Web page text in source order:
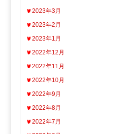
2023年3月
2023年2月
2023年1月
2022年12月
2022年11月
2022年10月
2022年9月
2022年8月
2022年7月